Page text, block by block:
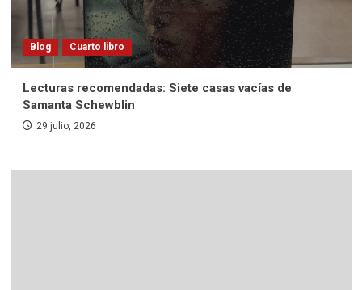
Blog Cuarto libro
Lecturas recomendadas: Siete casas vacías de
Samanta Schewblin
29 julio, 2026